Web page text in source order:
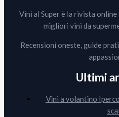
Vini al Super è la rivista
migliori vini da
Recensioni oneste, guide
Ultimi
Vini a volantino